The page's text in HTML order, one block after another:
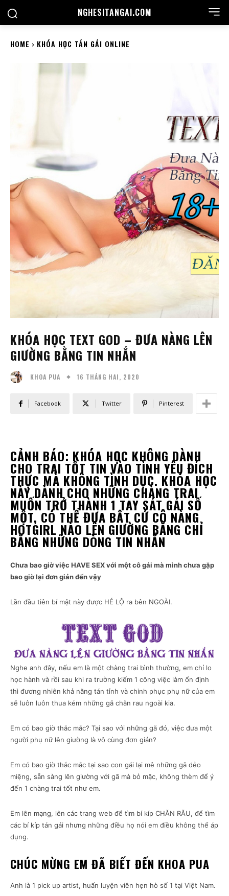
NGHESITANGAI.COM
HOME KHÓA HỌC TÁN GÁI ONLINE
KHÓA HỌC TEXT GOD – ĐƯA NÀNG LÊN
GIƯỜNG BẰNG TIN NHẮN
KHOA PUA 16 THÁNG HAI, 2020
Facebook Twitter Pinterest
CẢNH BÁO: KHÓA HỌC KHÔNG DÀNH
CHO TRAI TỐT TIN VÀO TÌNH YÊU ĐÍCH
THỰC MÀ KHÔNG TÌNH DỤC. KHÓA HỌC
NÀY DÀNH CHO NHỮNG CHÀNG TRAI
MUỐN TRỞ THÀNH 1 TAY SÁT GÁI SỐ
MỘT, CÓ THỂ ĐƯA BẤT CỨ CÔ NÀNG
HOTGIRL NÀO LÊN GIƯỜNG BẰNG CHỈ
BẰNG NHỮNG DÒNG TIN NHẮN
Chưa bao giờ việc HAVE SEX với một cô gái mà mình chưa gặp
bao giờ lại đơn giản đến vậy
Lần đầu tiên bí mật này được HÉ LỘ ra bên NGOÀI.
Nghe anh đây, nếu em là một chàng trai bình thường, em chỉ lo
học hành và rồi sau khi ra trường kiếm 1 công việc làm ổn định
thì đương nhiên khả năng tán tỉnh và chinh phục phụ nữ của em
sẽ luôn luôn thua kém những gã chăn rau ngoài kia.
Em có bao giờ thắc mắc? Tại sao với những gã đó, việc đưa một
người phụ nữ lên giường là vô cùng đơn giản?
Em có bao giờ thắc mắc tại sao con gái lại mê những gã dẻo
miệng, sẵn sàng lên giường với gã mà bỏ mặc, không thèm để ý
đến 1 chàng trai tốt như em.
Em lên mạng, lên các trang web để tìm bí kíp CHĂN RĂU, để tìm
các bí kíp tán gái nhưng những điều họ nói em điều không thể áp
dụng.
CHÚC MỪNG EM ĐÃ BIẾT ĐẾN KHOA PUA
Anh là 1 pick up artist, huấn luyện viên hẹn hò số 1 tại Việt Nam.